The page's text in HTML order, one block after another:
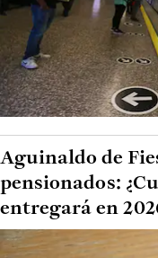
Aguinaldo de
pensionados:
entregará en